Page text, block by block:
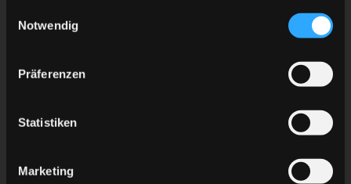
Notwendig
Präferenzen
Statistiken
Marketing